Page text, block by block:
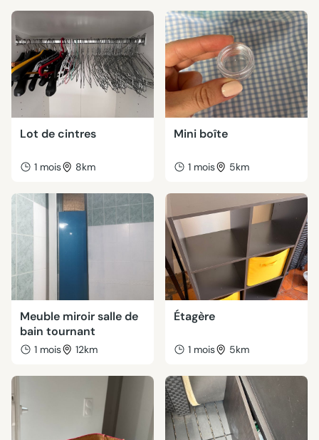
Lot de cintres
1 mois 8km
Mini boîte
1 mois 5km
Meuble miroir salle de
bain tournant
1 mois 12km
Étagère
1 mois 5km